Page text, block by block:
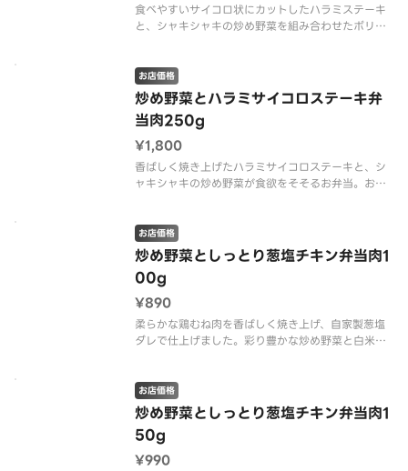
食べやすいサイコロ状にカットしたハラミステーキ
と、シャキシャキの炒め野菜を組み合わせたボリュ
炒め野菜とハラミサイコロステーキ弁
当肉250g
お店価格
¥1,800
香ばしく焼き上げたハラミサイコロステーキと、シ
ャキシャキの炒め野菜が食欲をそそるお弁当。お肉
炒め野菜としっとり葱塩チキン弁当肉1
00g
お店価格
¥890
柔らかな鶏むね肉を香ばしく焼き上げ、自家製葱塩
ダレで仕上げました。彩り豊かな炒め野菜と白米
炒め野菜としっとり葱塩チキン弁当肉1
50g
お店価格
¥990